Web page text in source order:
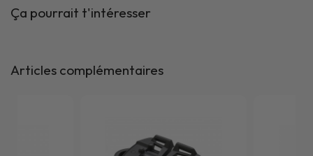
Ça pourrait t'intéresser
Articles complémentaires